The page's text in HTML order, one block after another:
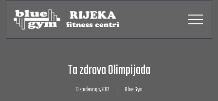
Ta zdrava Olimpijada
13 studenoga, 2012 Blue Gym